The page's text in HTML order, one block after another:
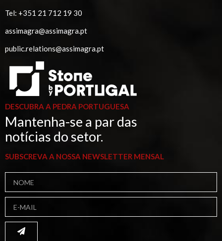
Tel: +351 21 712 19 30
assimagra@assimagra.pt
public.relations@assimagra.pt
DESCUBRA A PEDRA PORTUGUESA
Mantenha-se a par das
notícias do setor.
SUBSCREVA A NOSSA NEWSLETTER MENSAL